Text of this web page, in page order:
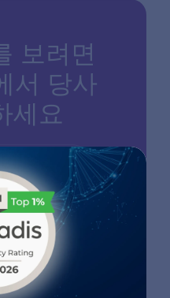
보려면
서 당사
세요
로 이동